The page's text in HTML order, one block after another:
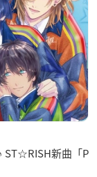
ST☆RISH新曲「P